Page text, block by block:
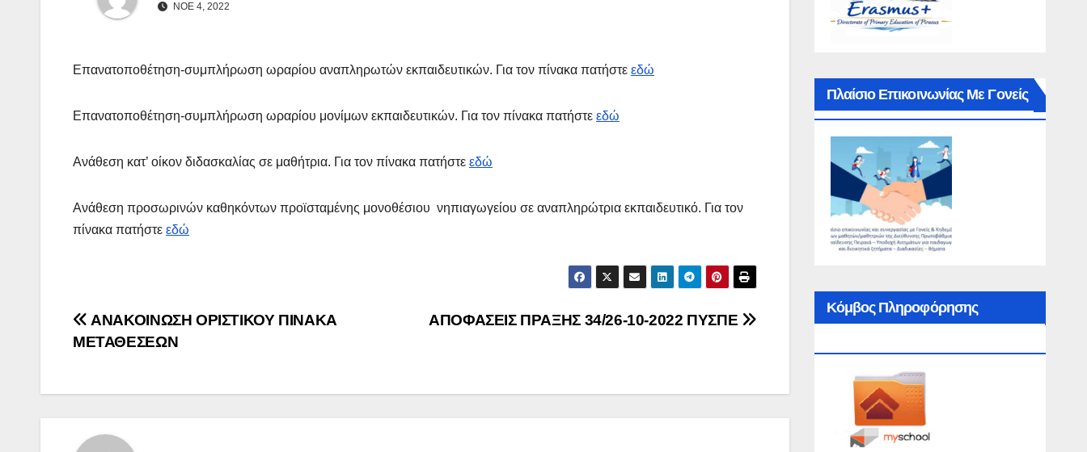
ΝΟΈ 4, 2022
Επανατοποθέτηση-συμπλήρωση ωραρίου αναπληρωτών εκπαιδευτικών. Για τον πίνακα πατήστε εδώ
Επανατοποθέτηση-συμπλήρωση ωραρίου μονίμων εκπαιδευτικών. Για τον πίνακα πατήστε εδώ
Ανάθεση κατ’ οίκον διδασκαλίας σε μαθήτρια. Για τον πίνακα πατήστε εδώ
Ανάθεση προσωρινών καθηκόντων προϊσταμένης μονοθέσιου νηπιαγωγείου σε αναπληρώτρια εκπαιδευτικό. Για τον
πίνακα πατήστε εδώ
Πλοήγηση
ΑΠΟΦΑΣΕΙΣ ΠΡΑΞΗΣ 34/26-10-2022 ΠΥΣΠΕ
ΑΝΑΚΟΙΝΩΣΗ ΟΡΙΣΤΙΚΟΥ ΠΙΝΑΚΑ
ΜΕΤΑΘΕΣΕΩΝ
Πλαίσιο Επικοινωνίας Με Γονείς
Κόμβος Πληροφόρησης